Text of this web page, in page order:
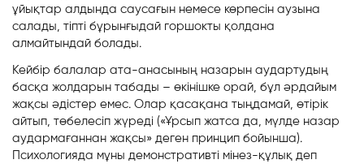
ұйықтар алдында саусағын немесе көрпесін аузына
салады, тіпті бұрынғыдай горшокты қолдана
алмайтындай болады.
Кейбір балалар ата-анасының назарын аудартудың
басқа жолдарын табады – өкінішке орай, бұл әрдайым
жақсы әдістер емес. Олар қасақана тыңдамай, өтірік
айтып, төбелесіп жүреді («Ұрсып жатса да, мүлде назар
аудармағаннан жақсы» деген принцип бойынша).
Психологияда мұны демонстративті мінез-құлық деп